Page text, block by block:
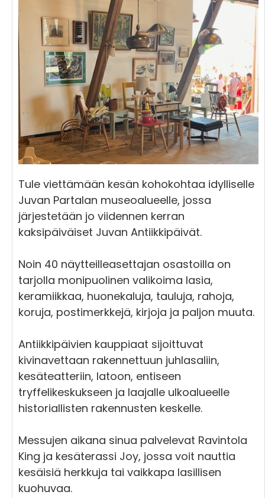
Tule viettämään kesän kohokohtaa idylliselle
Juvan Partalan museoalueelle, jossa
järjestetään jo viidennen kerran
kaksipäiväiset Juvan Antiikkipäivät.
Noin 40 näytteilleasettajan osastoilla on
tarjolla monipuolinen valikoima lasia,
keramiikkaa, huonekaluja, tauluja, rahoja,
koruja, postimerkkejä, kirjoja ja paljon muuta.
Antiikkipäivien kauppiaat sijoittuvat
kivinavettaan rakennettuun juhlasaliin,
kesäteatteriin, latoon, entiseen
tryffelikeskukseen ja laajalle ulkoalueelle
historiallisten rakennusten keskelle.
Messujen aikana sinua palvelevat Ravintola
King ja kesäterassi Joy, jossa voit nauttia
kesäisiä herkkuja tai vaikkapa lasillisen
kuohuvaa.